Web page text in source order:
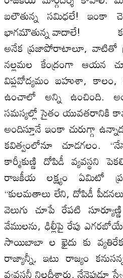
బలౌతున్న సమిధలే! ఇంకా
భాగమౌతున్న వాదాలే!
అనేక ప్రజాపోరాటాలూ, వాటితో
నల్లమల కేంద్రంగా ఆయన
విప్లవోద్యమం బహుశా, కాలం,
ఉంచాలో అన్ని ఉంచింది.
సమస్యల్లో సైతం యువతరానికి
అందిస్తూనే ఇంకా చురుగ్గా
కవిత్వంలోనూ చూడగలం.
కార్మీకుణ్ణి దోపిడీ వ్యవస్థని
రాజకీయ లక్ష్యం ఏమిటో
“కులమతాలు లేని, దోపిడీ
వెలుగు చూపే రేపటి
వేములను, ఢిల్లీపై రేపు
సాయిబాబా ల ఖైదు కు
రాజ్యాన్నీ, ఇటు రాజ్యం
వ్యవస్దనీ నిలదీశారు. నేనెపుడూ